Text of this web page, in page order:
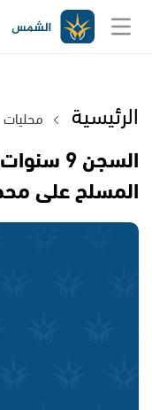
الرئيسية محليات
السجن
المسلح على